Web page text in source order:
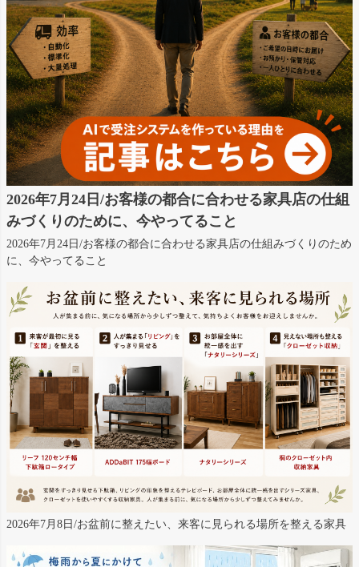
2026年7月24日/お客様の都合に合わせる家具店の仕組
みづくりのために、今やってること
2026年7月24日/お客様の都合に合わせる家具店の仕組みづくりのため
に、今やってること
2026年7月8日/お盆前に整えたい、来客に見られる場所を整える家具